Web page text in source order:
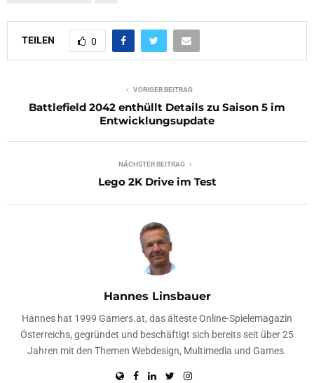
TEILEN 0
VORIGER BEITRAG
Battlefield 2042 enthüllt Details zu Saison 5 im
Entwicklungsupdate
NÄCHSTER BEITRAG
Lego 2K Drive im Test
Hannes Linsbauer
Hannes hat 1999 Gamers.at, das älteste Online-Spielemagazin
Österreichs, gegründet und beschäftigt sich bereits seit über 25
Jahren mit den Themen Webdesign, Multimedia und Games.